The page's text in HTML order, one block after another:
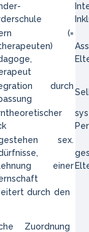
(=
durch
sex.
einer
durch den
Zuordnung